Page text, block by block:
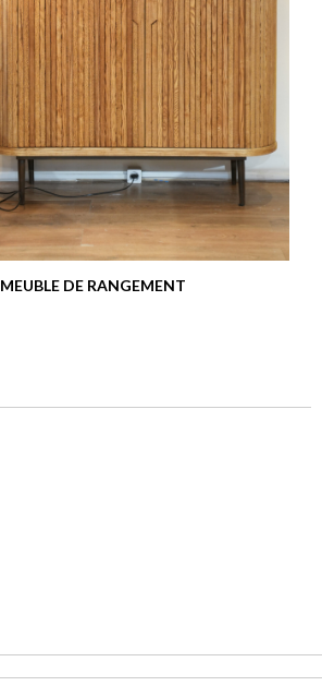
MEUBLE DE RANGEMENT